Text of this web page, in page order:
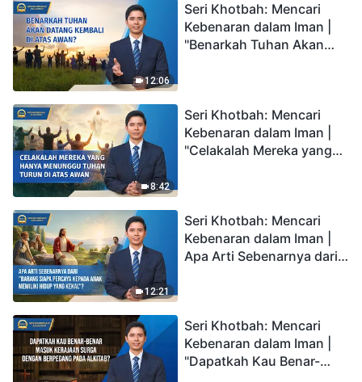
12:06
Seri Khotbah: Mencari
Kebenaran dalam Iman |
"Benarkah Tuhan Akan
8:42
Seri Khotbah: Mencari
Kebenaran dalam Iman |
"Celakalah Mereka yang
12:21
Seri Khotbah: Mencari
Kebenaran dalam Iman |
Apa Arti Sebenarnya dari
Seri Khotbah: Mencari
Kebenaran dalam Iman |
"Dapatkah Kau Benar-